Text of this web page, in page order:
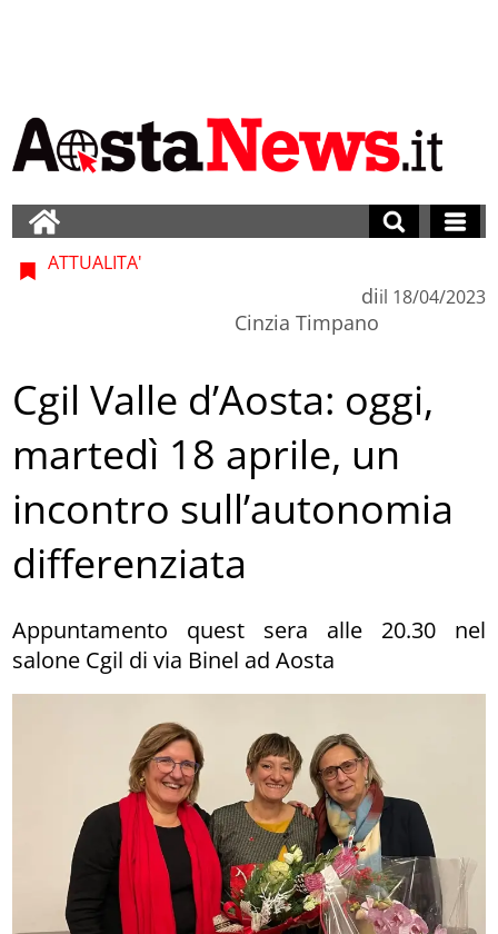
ATTUALITA'
di
Cinzia Timpano
il 18/04/2023
Cgil Valle d’Aosta: oggi,
martedì 18 aprile, un
incontro sull’autonomia
differenziata
Appuntamento quest sera alle 20.30 nel
salone Cgil di via Binel ad Aosta